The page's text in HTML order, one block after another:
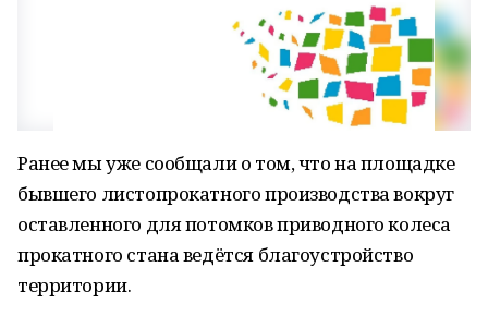
Ранее мы уже сообщали о том, что на площадке
бывшего листопрокатного производства вокруг
оставленного для потомков приводного колеса
прокатного стана ведётся благоустройство
территории.